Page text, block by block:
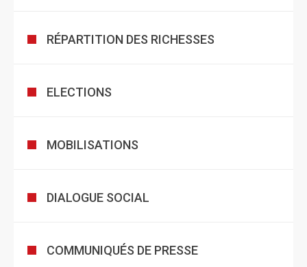
RÉPARTITION DES RICHESSES
ELECTIONS
MOBILISATIONS
DIALOGUE SOCIAL
COMMUNIQUÉS DE PRESSE